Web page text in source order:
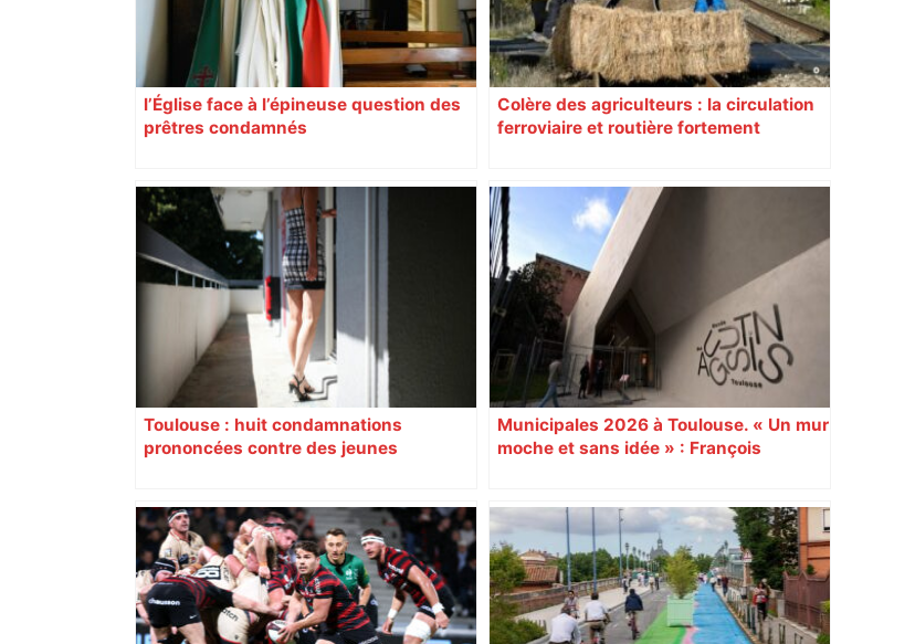
l’Église face à l’épineuse question des
prêtres condamnés
Colère des agriculteurs : la circulation
ferroviaire et routière fortement
Toulouse : huit condamnations
prononcées contre des jeunes
Municipales 2026 à Toulouse. « Un mur
moche et sans idée » : François
Augustins